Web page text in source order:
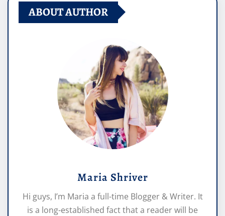
ABOUT AUTHOR
Maria Shriver
Hi guys, I’m Maria a full-time Blogger & Writer. It
is a long-established fact that a reader will be